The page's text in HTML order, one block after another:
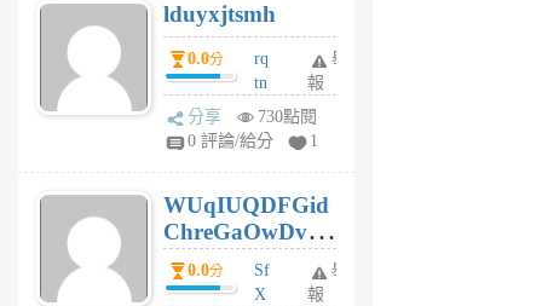
月
前
lduyxjtsmh
0.0分
rq
tn
jt
gl
個
月
前
舉
報
分享
730點閱
0 評論/給分
1
WUqIUQDFGid
ChreGaOwDv
dY0.0分
Sf
X
舉
報